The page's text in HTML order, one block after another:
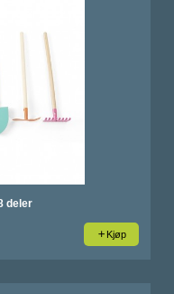
deler
Kjøp